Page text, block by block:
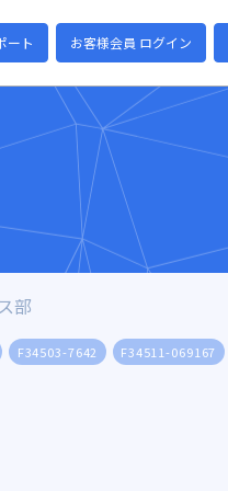
ート お客様会員 ログイン
部
F34503-7642 F34511-069167